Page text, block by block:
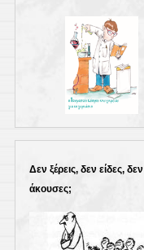
Δεν ξέρεις, δεν είδες, δεν
άκουσες;